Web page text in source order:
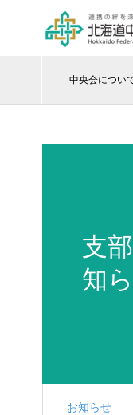
中央会につい
支
知
お知らせ